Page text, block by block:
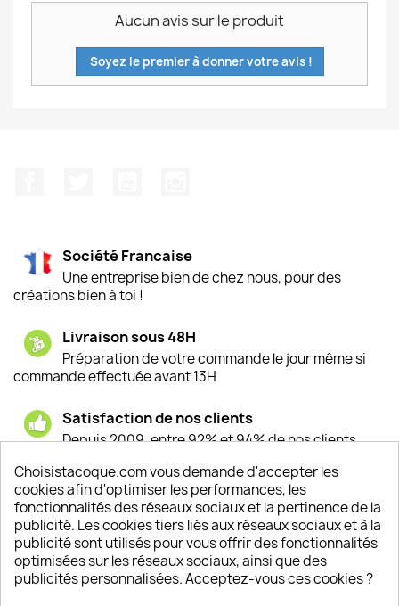
Aucun avis sur le produit
Soyez le premier à donner votre avis !
Société Francaise
Une entreprise bien de chez nous, pour des
créations bien à toi !
Livraison sous 48H
Préparation de votre commande le jour même si
commande effectuée avant 13H
Satisfaction de nos clients
Depuis 2009, entre 92% et 94% de nos clients
Un SAV à votre écoute
Notre SAV est disponible 6/7J de 10h à 18H
Choisistacoque.com vous demande d'accepter les
cookies afin d'optimiser les performances, les
fonctionnalités des réseaux sociaux et la pertinence de la
publicité. Les cookies tiers liés aux réseaux sociaux et à la
publicité sont utilisés pour vous offrir des fonctionnalités
optimisées sur les réseaux sociaux, ainsi que des
publicités personnalisées. Acceptez-vous ces cookies ?